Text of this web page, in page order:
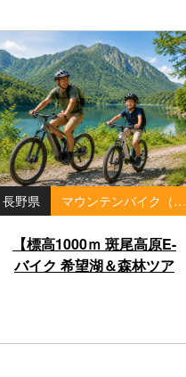
長野県 マウンテンバイク（MTB）・ダウンヒル
【標高1000ｍ 斑尾高原E-
バイク 希望湖＆森林ツア